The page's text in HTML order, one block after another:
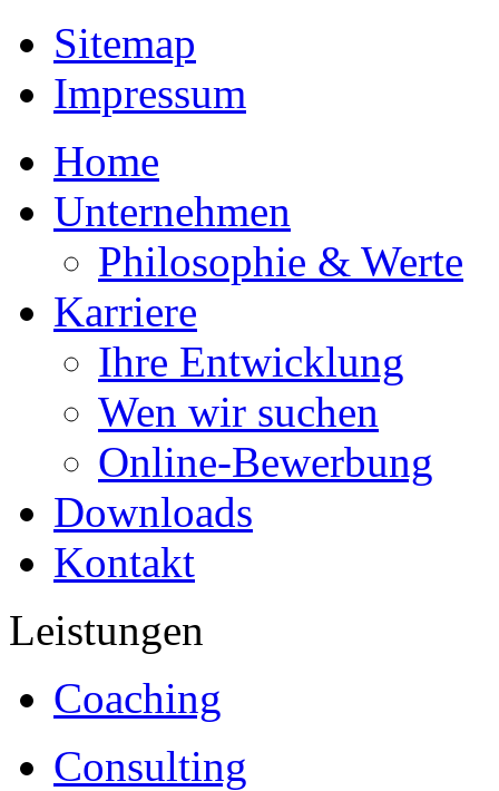
Sitemap
Impressum
Home
Unternehmen
Philosophie & Werte
Karriere
Ihre Entwicklung
Wen wir suchen
Online-Bewerbung
Downloads
Kontakt
Leistungen
Coaching
Consulting